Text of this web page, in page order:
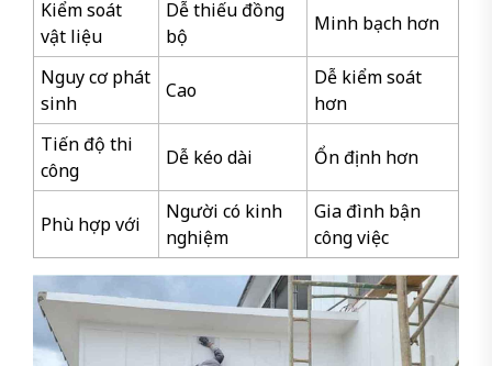
Kiểm soát
vật liệu
Dễ thiếu đồng
bộ
Minh bạch hơn
Nguy cơ phát
sinh
Cao
Dễ kiểm soát
hơn
Tiến độ thi
công
Dễ kéo dài Ổn định hơn
Phù hợp với
Người có kinh
nghiệm
Gia đình bận
công việc